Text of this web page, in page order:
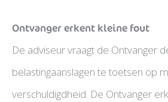
Ontvanger erkent kleine fout
De adviseur vraagt de Ontvanger
belastingaanslagen te toetsen op
verschuldigdheid. De Ontvanger